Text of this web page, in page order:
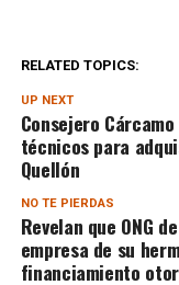
RELATED TOPICS:
UP NEXT
Consejero
técnicos para
Quellón
NO TE PIERDAS
Revelan que ONG
empresa de su
financiamiento